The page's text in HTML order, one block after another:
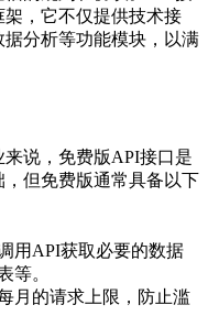
，它不仅提供技术接
分析等功能模块，以满
说，免费版API接口是
但免费版通常具备以下
用API获取必要的数据
等。
月的请求上限，防止滥